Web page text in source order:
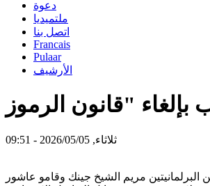
دعوة
ملتميديا
اتصل بنا
Francais
Pulaar
الأرشيف
ثلاثاء, 2026/05/05 - 09:51
البرلمانيتين مريم الشيخ جينك وقامو عاشور